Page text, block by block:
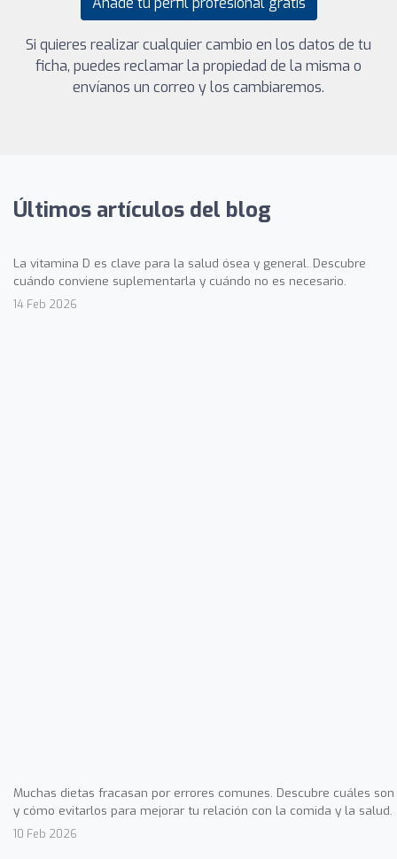
Si quieres realizar cualquier cambio en los datos de tu
ficha, puedes reclamar la propiedad de la misma o
envíanos un correo y los cambiaremos.
Últimos artículos del blog
La vitamina D es clave para la salud ósea y general. Descubre
cuándo conviene suplementarla y cuándo no es necesario.
14 Feb 2026
Muchas dietas fracasan por errores comunes. Descubre cuáles son
y cómo evitarlos para mejorar tu relación con la comida y la salud.
10 Feb 2026